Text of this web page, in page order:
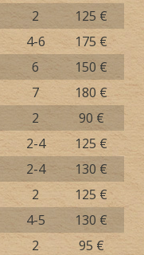
2
125 €
4-6
175 €
6
150 €
7
180 €
2
90 €
2-4
125 €
2-4
130 €
2
125 €
4-5
130 €
2
95 €